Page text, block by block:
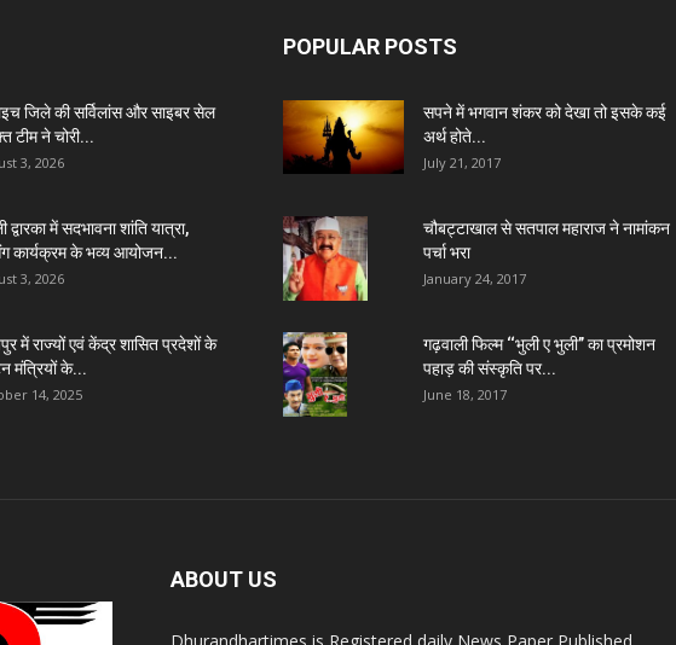
जिले की सर्विलांस और साइबर सेल
टीम ने चोरी...
3, 2026
द्वारका में सदभावना शांति यात्रा,
कार्यक्रम के भव्य आयोजन...
3, 2026
में राज्यों एवं केंद्र शासित प्रदेशों के
मंत्रियों के...
14, 2025
POPULAR POSTS
सपने में भगवान शंकर को देखा तो इसके कई
अर्थ होते...
July 21, 2017
चौबट्टाखाल से सतपाल महाराज ने नामांकन
पर्चा भरा
January 24, 2017
गढ़वाली फिल्म ‘‘भुली ए भुली’’ का प्रमोशन
पहाड़ की संस्कृति पर...
June 18, 2017
ABOUT US